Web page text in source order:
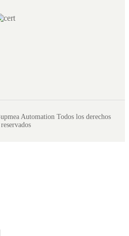
Automation Todos los derechos
reservados